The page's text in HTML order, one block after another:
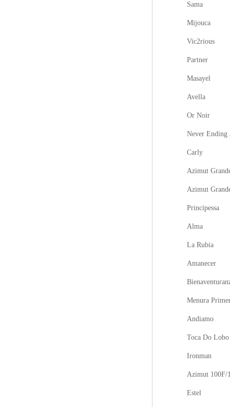
Sama
Mijouca
Vic2rious
Partner
Masayel
Avella
Or Noir
Never Ending
Carly
Azimut
Azimut
Principessa
Alma
La Rubia
Amanecer
Menura
Andiamo
Toca Do Lobo
Ironman
Azimut 100F/
Estel